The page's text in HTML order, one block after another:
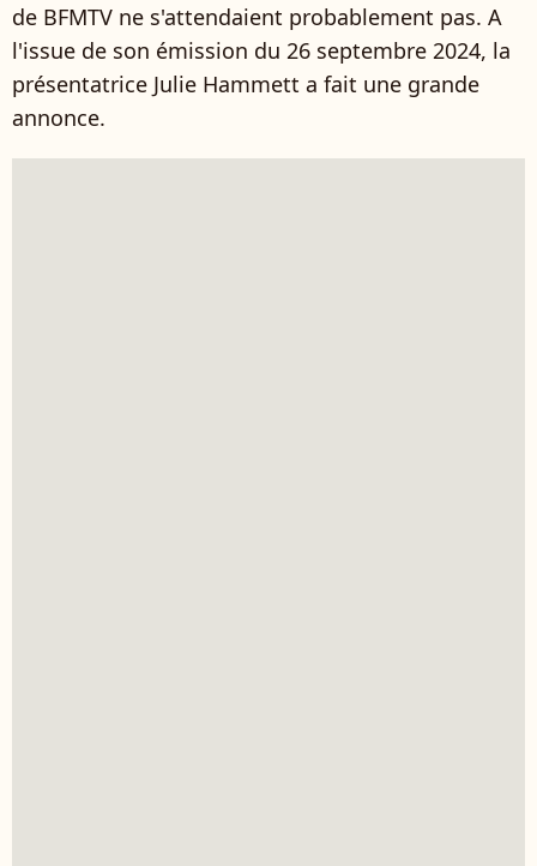
de BFMTV ne s'attendaient probablement pas. A
l'issue de son émission du 26 septembre 2024, la
présentatrice Julie Hammett a fait une grande
annonce.